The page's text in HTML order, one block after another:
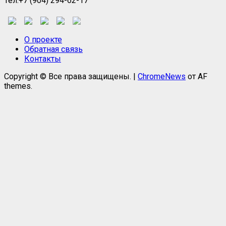
О проекте
Обратная связь
Контакты
Copyright © Все права защищены. | ChromeNews от AF
themes.